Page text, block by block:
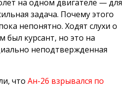
на одном двигателе — для
задача. Почему этого
непонятно. Ходят слухи о
был курсант, но это на
неподтвержденная
что Ан-26 взрывался по